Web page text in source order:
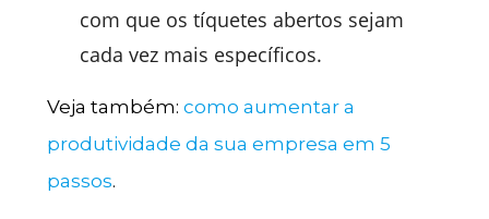
com que os tíquetes abertos sejam
cada vez mais específicos.
Veja também: como aumentar a
produtividade da sua empresa em 5
passos.